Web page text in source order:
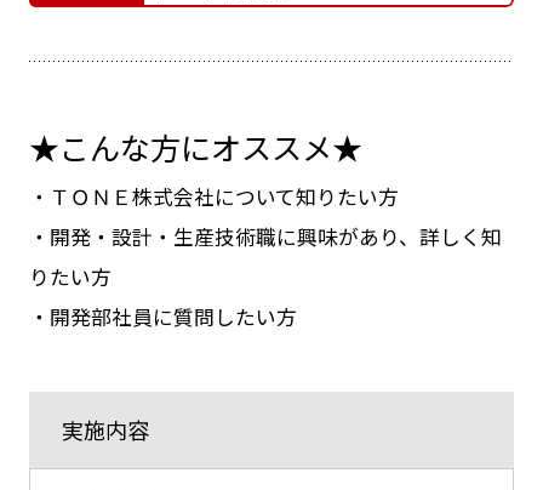
★こんな方にオススメ★
・ＴＯＮＥ株式会社について知りたい方
・開発・設計・生産技術職に興味があり、詳しく知
りたい方
・開発部社員に質問したい方
実施内容